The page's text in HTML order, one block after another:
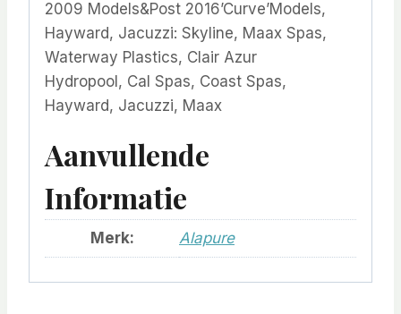
2009 Models&Post 2016’Curve’Models,
Hayward, Jacuzzi: Skyline, Maax Spas,
Waterway Plastics, Clair Azur
Hydropool, Cal Spas, Coast Spas,
Hayward, Jacuzzi, Maax
Aanvullende
Informatie
Merk: Alapure